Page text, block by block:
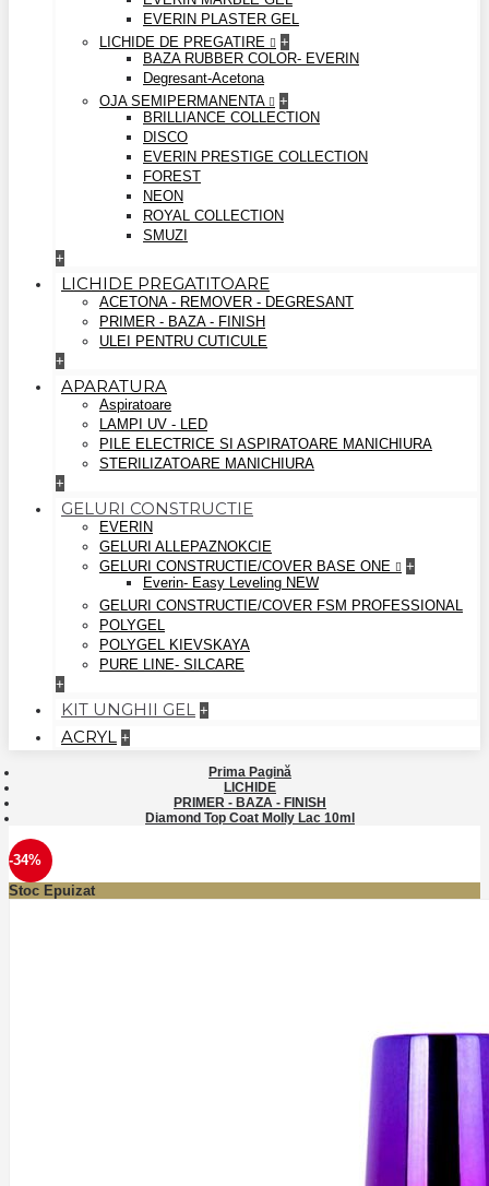
EVERIN PLASTER GEL
LICHIDE DE PREGATIRE
+
BAZA RUBBER COLOR- EVERIN
Degresant-Acetona
OJA SEMIPERMANENTA
+
BRILLIANCE COLLECTION
DISCO
EVERIN PRESTIGE COLLECTION
FOREST
NEON
ROYAL COLLECTION
SMUZI
+
LICHIDE PREGATITOARE
ACETONA - REMOVER - DEGRESANT
PRIMER - BAZA - FINISH
ULEI PENTRU CUTICULE
+
APARATURA
Aspiratoare
LAMPI UV - LED
PILE ELECTRICE SI ASPIRATOARE MANICHIURA
STERILIZATOARE MANICHIURA
+
GELURI CONSTRUCTIE
EVERIN
GELURI ALLEPAZNOKCIE
GELURI CONSTRUCTIE/COVER BASE ONE
+
Everin- Easy Leveling NEW
GELURI CONSTRUCTIE/COVER FSM PROFESSIONAL
POLYGEL
POLYGEL KIEVSKAYA
PURE LINE- SILCARE
+
KIT UNGHII GEL +
ACRYL +
Prima Pagină
LICHIDE
PRIMER - BAZA - FINISH
Diamond Top Coat Molly Lac 10ml
-34%
Stoc Epuizat